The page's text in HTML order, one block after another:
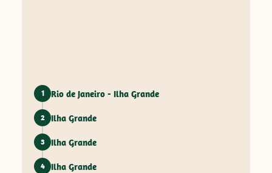
1 Rio de Janeiro - Ilha Grande
2 Ilha Grande
3 Ilha Grande
4 Ilha Grande